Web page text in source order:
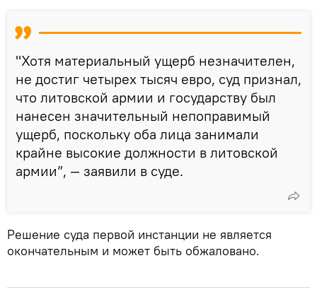
"Хотя материальный ущерб незначителен,
не достиг четырех тысяч евро, суд признал,
что литовской армии и государству был
нанесен значительный непоправимый
ущерб, поскольку оба лица занимали
крайне высокие должности в литовской
армии”, — заявили в суде.
Решение суда первой инстанции не является
окончательным и может быть обжаловано.